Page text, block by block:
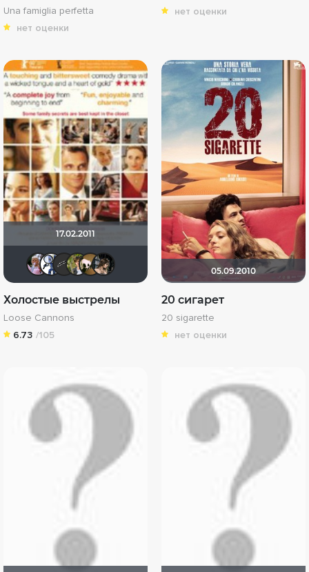
Una famiglia perfetta
нет оценки
нет оценки
17.02.2011
Someone.
~ Sanсho ~
Шустраяnamstak
Моргана Ля Фей
Холостые выстрелы
Loose Cannons
6.73 /105
05.09.2010
20 сигарет
20 sigarette
нет оценки